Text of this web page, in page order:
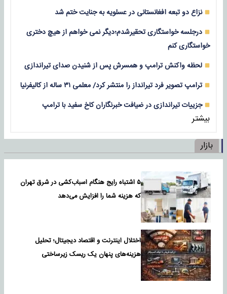
نزاع دو تبعه افغانستانی در عسلویه به جنایت ختم شد
درجلسه خواستگاری تحقیرشدم؛دیگر نمی خواهم از هیچ دختری
خواستگاری کنم
لحظه واکنش ترامپ و همسرش پس از شنیدن صدای تیراندازی
ترامپ تصویر فرد تیرانداز را منتشر کرد/ معلمی ۳۱ ساله از کالیفرنیا
جزییات تیراندازی در ضیافت خبرنگاران کاخ سفید با ترامپ
بیشتر
بازار
۵ اشتباه رایج هنگام اسباب‌کشی در شرق تهران
که هزینه شما را افزایش می‌دهد
اختلال اینترنت و اقتصاد دیجیتال؛ تحلیل
هزینه‌های پنهان یک ریسک زیرساختی